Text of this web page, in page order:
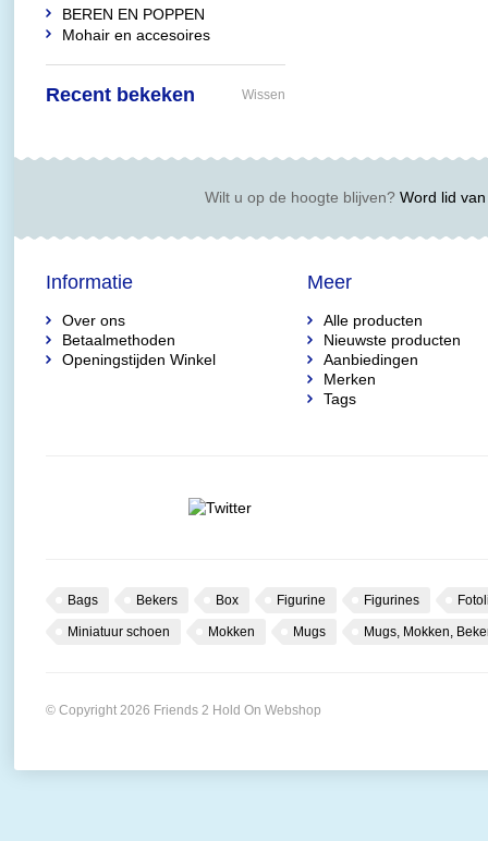
BEREN EN POPPEN
Mohair en accesoires
Recent bekeken Wissen
Wilt u op de hoogte blijven?Word lid van
Informatie
Over ons
Betaalmethoden
Openingstijden Winkel
Meer
Alle producten
Nieuwste producten
Aanbiedingen
Merken
Tags
Bags Bekers Box Figurine Figurines
Miniatuur schoen Mokken Mugs Mugs, Mokken,
© Copyright 2026 Friends 2 Hold On Webshop